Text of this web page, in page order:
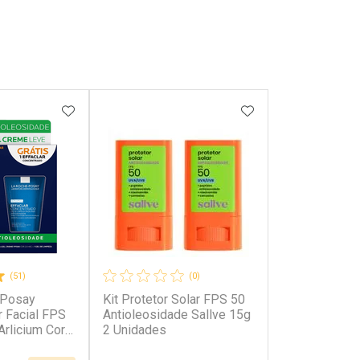
(51)
Facial FPS
Cor
ADICIONAR AOS FAVORITOS
(0)
Kit Protetor Solar FPS 50
Antioleosidade Sallve 15g
2 Unidades
ADICIONAR AOS